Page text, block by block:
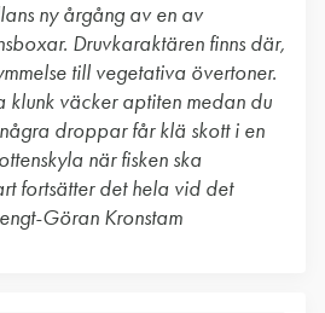
ny årgång av en av
Druvkaraktären finns där,
till vegetativa övertoner.
klunk väcker aptiten medan du
droppar får klä skott i en
när fisken ska
fortsätter det hela vid det
Göran Kronstam